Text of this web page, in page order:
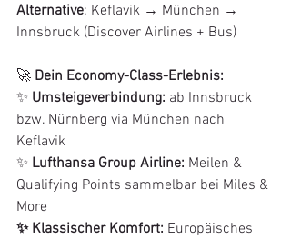
Alternative: Keflavik → München →
Innsbruck (Discover Airlines + Bus)
🚀 Dein Economy-Class-Erlebnis:
✨ Umsteigeverbindung: ab Innsbruck
bzw. Nürnberg via München nach
Keflavik
✨ Lufthansa Group Airline: Meilen &
Qualifying Points sammelbar bei Miles &
More
✨ Klassischer Komfort: Europäisches